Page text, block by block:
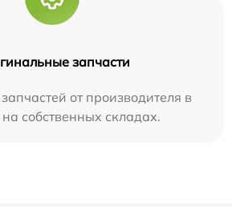
запчасти
от производителя в
собственных складах.